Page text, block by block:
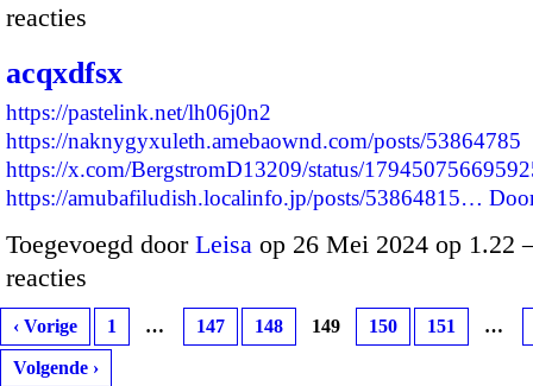
reacties
acqxdfsx
https://pastelink.net/lh06j0n2
https://naknygyxuleth.amebaownd.com/posts/53864785
https://x.com/BergstromD13209/status/
https://amubafiludish.localinfo.jp/posts/53864815…
Toegevoegd door Leisa op 26 Mei 2024 op 1.22
reacties
‹ Vorige 1 … 147 148 149 150 151 …
Volgende ›